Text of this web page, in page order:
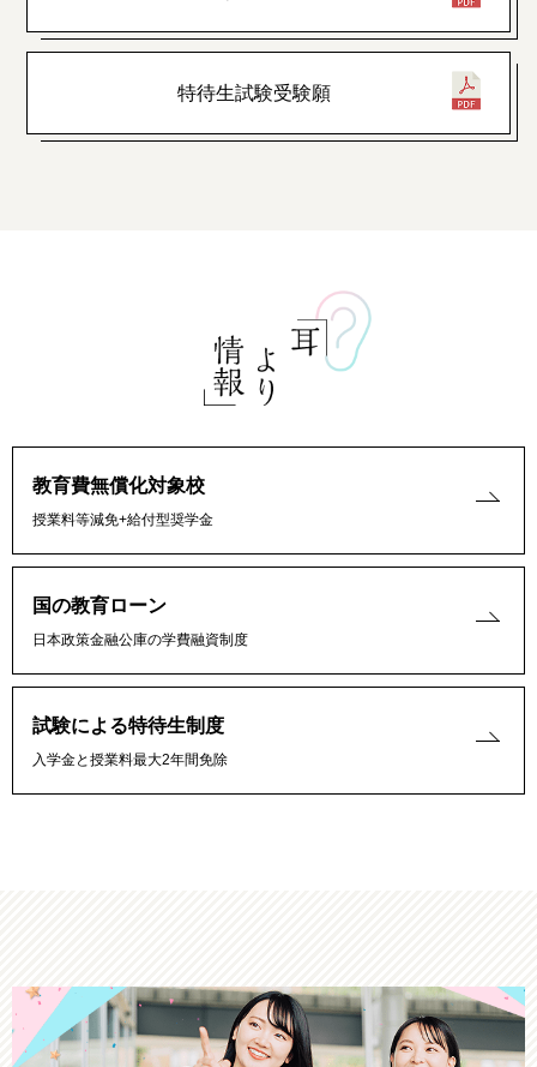
特待生試験受験願
教育費無償化対象校
授業料等減免+給付型奨学金
国の教育ローン
日本政策金融公庫の学費融資制度
試験による特待生制度
入学金と授業料最大2年間免除